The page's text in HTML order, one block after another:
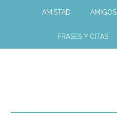
AMISTAD AMIGOS
FRASES Y CITAS